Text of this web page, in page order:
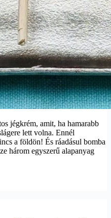
jégkrém, amit, ha hamarabb
lett volna. Ennél
a földön! És ráadásul bomba
három egyszerű alapanyag